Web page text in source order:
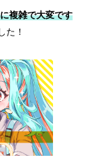
複雑で大変です
た！